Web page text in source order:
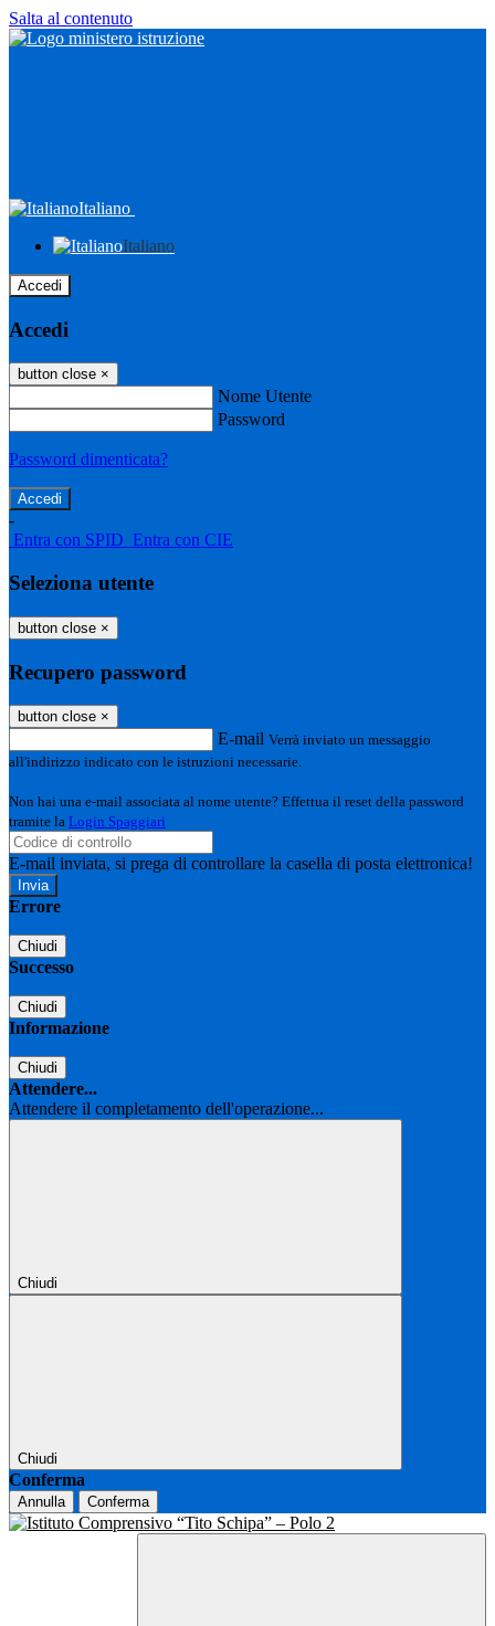
Salta al contenuto
Italiano
Italiano
Accedi
Accedi
button close ×
Nome Utente
Password
Password dimenticata?
-
Entra con SPID Entra con CIE
Seleziona utente
button close ×
Recupero password
button close ×
E-mail Verrà inviato un messaggio
all'indirizzo indicato con le istruzioni necessarie.
Non hai una e-mail associata al nome utente? Effettua il reset della password
tramite la Login Spaggiari
E-mail inviata, si prega di controllare la casella di posta elettronica!
Errore
Chiudi
Successo
Chiudi
Informazione
Chiudi
Attendere...
Attendere il completamento dell'operazione...
Chiudi
Chiudi
Conferma
Annulla Conferma